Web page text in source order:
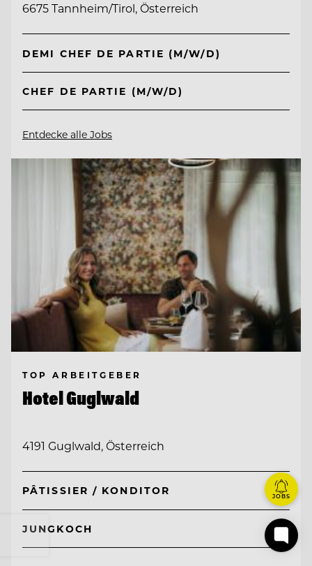
6675 Tannheim/Tirol, Österreich
DEMI CHEF DE PARTIE (M/W/D)
CHEF DE PARTIE (M/W/D)
Entdecke alle Jobs
TOP ARBEITGEBER
Hotel Guglwald
4191 Guglwald, Österreich
PÂTISSIER / KONDITOR
JUNGKOCH
JOBS